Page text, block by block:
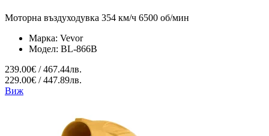
Моторна въздуходувка 354 км/ч 6500 об/мин
Марка: Vevor
Модел: BL-866B
239.00€ / 467.44лв.
229.00€ / 447.89лв.
Виж